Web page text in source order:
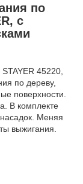
по
с
45220,
по дереву,
поверхности.
В комплекте
Меняя
выжигания.